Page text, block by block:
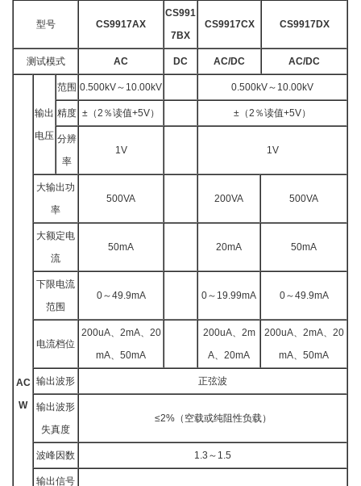
型号 CS9917AX
CS991
7BX
CS9917CX CS9917DX
测试模式 AC DC AC/DC AC/DC
AC
W
输出
电压
范围 0.500kV～10.00kV 0.500kV～10.00kV
精度 ±（2％读值+5V） ±（2％读值+5V）
分辨
率
1V 1V
大输出功
率
500VA 200VA 500VA
大额定电
流
50mA 20mA 50mA
下限电流
范围
0～49.9mA 0～19.99mA 0～49.9mA
电流档位
200uA、2mA、20
mA、50mA
200uA、2m
A、20mA
200uA、2mA、20
mA、50mA
输出波形 正弦波
输出波形
失真度
≤2%（空载或纯阻性负载）
波峰因数 1.3～1.5
输出信号